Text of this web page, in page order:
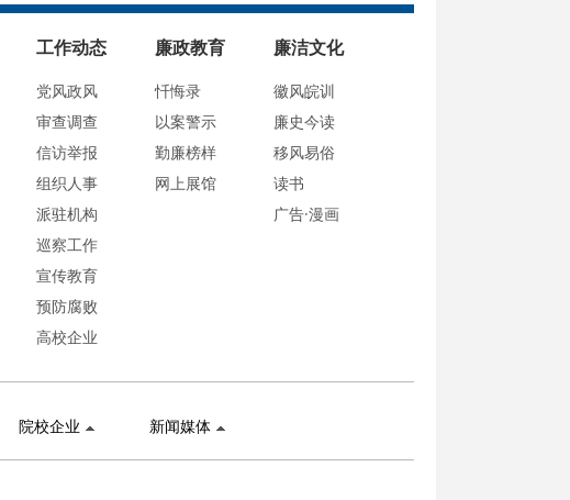
工作动态
党风政风
审查调查
信访举报
组织人事
派驻机构
巡察工作
宣传教育
预防腐败
高校企业
廉政教育
忏悔录
以案警示
勤廉榜样
网上展馆
廉洁文化
徽风皖训
廉史今读
移风易俗
读书
广告·漫画
院校企业 新闻媒体